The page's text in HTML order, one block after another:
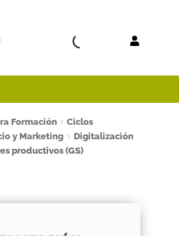
navegación
contenido
profesores!
Formación
Ciclos
y Marketing
Digitalización
productivos (GS)